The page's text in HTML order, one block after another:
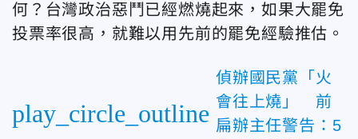
何？台灣政治惡鬥已經燃燒起來，如果大罷免
投票率很高，就難以用先前的罷免經驗推估。
play_circle_outline
偵辦國民黨「火
會往上燒」 前
扁辦主任警告：5